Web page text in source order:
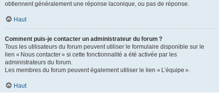
obtiennent généralement une réponse laconique, ou pas de réponse.
Haut
Comment puis-je contacter un administrateur du forum ?
Tous les utilisateurs du forum peuvent utiliser le formulaire disponible sur le
lien « Nous contacter » si cette fonctionnalité a été activée par les
administrateurs du forum.
Les membres du forum peuvent également utiliser le lien « L’équipe ».
Haut